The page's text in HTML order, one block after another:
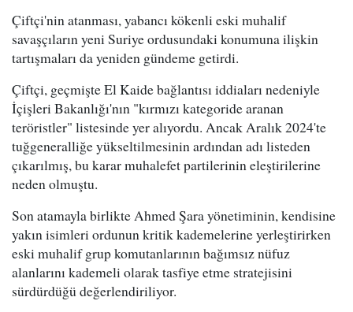
Çiftçi'nin atanması, yabancı kökenli eski muhalif
savaşçıların yeni Suriye ordusundaki konumuna ilişkin
tartışmaları da yeniden gündeme getirdi.
Çiftçi, geçmişte El Kaide bağlantısı iddiaları nedeniyle
İçişleri Bakanlığı'nın "kırmızı kategoride aranan
teröristler" listesinde yer alıyordu. Ancak Aralık 2024'te
tuğgeneralliğe yükseltilmesinin ardından adı listeden
çıkarılmış, bu karar muhalefet partilerinin eleştirilerine
neden olmuştu.
Son atamayla birlikte Ahmed Şara yönetiminin, kendisine
yakın isimleri ordunun kritik kademelerine yerleştirirken
eski muhalif grup komutanlarının bağımsız nüfuz
alanlarını kademeli olarak tasfiye etme stratejisini
sürdürdüğü değerlendiriliyor.